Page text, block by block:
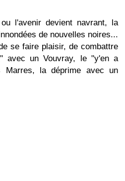
l'avenir devient navrant, la
de nouvelles noires...
se faire plaisir, de combattre
avec un Vouvray, le "y'en a
Marres, la déprime avec un